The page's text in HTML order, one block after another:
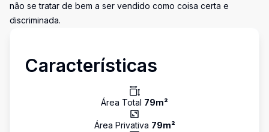
não se tratar de bem a ser vendido como coisa certa e
discriminada.
Características
Área Total 79m²
Área Privativa 79m²